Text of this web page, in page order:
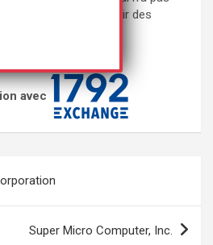
pour promouvoir des
ou des politiques
avec
Super Micro Computer, Inc.